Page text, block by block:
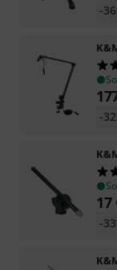
-
-
17
-